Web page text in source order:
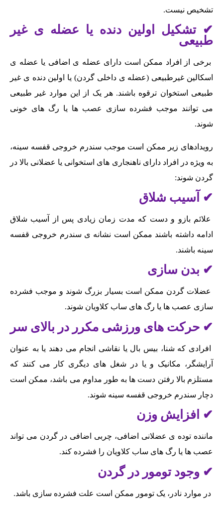
تشخیص نیست.
✔ تشکیل اولین دنده یا عضله ی غیر
طبیعی
برخی از افراد ممکن است دارای عضله ی اضافی یا عضله ی
اسکالین غیرطبیعی (عضله ی داخلی گردن) یا اولین دنده ی غیر
طبیعی استخوان ترقوه باشند. هر یک از این موارد غیر طبیعی
می توانند موجب فشرده سازی عصب ها یا رگ های خونی
شوند.
رویدادهای زیر ممکن است موجب سندرم خروجی قفسه سینه،
به ویژه در افراد دارای ناهنجاری های استخوانی یا عضلانی بالا در
گردن شوند:
✔ آسیب شلاق
علائم بازو و دست که مدت زمان زیادی پس از آسیب شلاق
ادامه داشته باشند ممکن است نشانه ی سندرم خروجی قفسه
سینه باشند.
✔ بدن سازی
عضلات گردن ممکن است بسیار بزرگ شوند و موجب فشرده
سازی عصب ها یا رگ های ساب کلاویان شوند.
✔ حرکت های ورزشی مکرر در بالای سر
افرادی که شنا، بیس بال یا نقاشی انجام می دهند یا به عنوان
آرایشگر، مکانیک و یا در شغل های دیگری کار می کنند که
مستلزم بالا رفتن دست ها به طور مداوم می باشد، ممکن است
دچار سندرم خروجی قفسه سینه شوند.
✔ افزایش وزن
ماننده توده ی عضلانی اضافی، چربی اضافی در گردن می تواند
عصب ها یا رگ های ساب کلاویان را فشرده کند.
✔ وجود تومور در گردن
در موارد نادر، یک تومور ممکن است علت فشرده سازی باشد.